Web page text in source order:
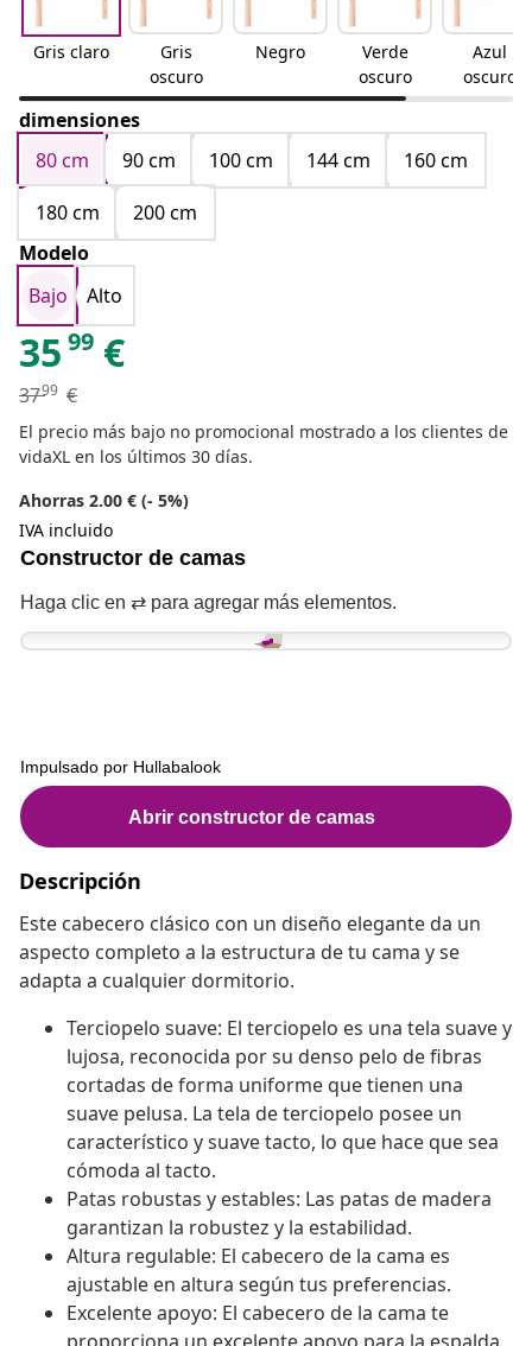
Gris claro
Gris
oscuro
Negro
Verde
oscuro
Azul
oscuro
dimensiones
80 cm
90 cm 100 cm 144 cm
160 cm
180 cm
200 cm
Modelo
Bajo
Alto
35 99 €
3799 €
El precio más bajo no promocional mostrado a los clientes de
vidaXL en los últimos 30 días.
Ahorras 2.00 € (- 5%)
IVA incluido
Descripción
Este cabecero clásico con un diseño elegante da un
aspecto completo a la estructura de tu cama y se
adapta a cualquier dormitorio.
Terciopelo suave: El terciopelo es una tela suave y
lujosa, reconocida por su denso pelo de fibras
cortadas de forma uniforme que tienen una
suave pelusa. La tela de terciopelo posee un
característico y suave tacto, lo que hace que sea
cómoda al tacto.
Patas robustas y estables: Las patas de madera
garantizan la robustez y la estabilidad.
Altura regulable: El cabecero de la cama es
ajustable en altura según tus preferencias.
Excelente apoyo: El cabecero de la cama te